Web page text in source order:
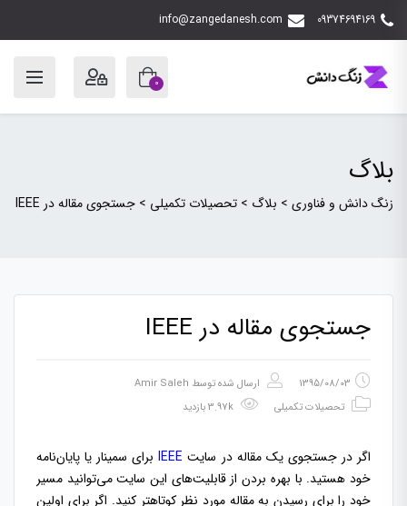
09374694169
info@zangedanesh.com
0
بلاگ
زنگ دانش و فناوری > بلاگ > تحصیلات تکمیلی > جستجوی مقاله در IEEE
جستجوی مقاله در IEEE
1395/08/03 ارسال شده توسط Amir Saleh
تحصیلات تکمیلی
اگر در جستجوی یک مقاله در سایت IEEE برای سمینار یا پایان‌نامه
خود هستید. با بهره بردن از قابلیت‌های این سایت می‌توانید مسیر
خود را برای رسیدن به مقاله مورد نظر کوتاهتر کنید. اگر برای اولین